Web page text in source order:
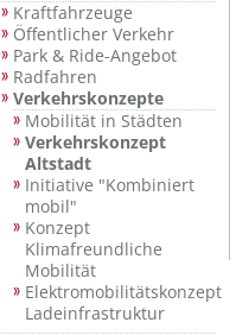
Kraftfahrzeuge
Öffentlicher Verkehr
Park & Ride-Angebot
Radfahren
Verkehrskonzepte
Mobilität in Städten
Verkehrskonzept
Altstadt
Initiative "Kombiniert
mobil"
Konzept
Klimafreundliche
Mobilität
Elektromobilitätskonzept
Ladeinfrastruktur